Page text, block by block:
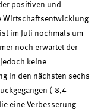
positiven und
Wirtschaftsentwicklung
im Juli nochmals um
noch erwartet der
keine
in den nächsten sechs
(-8,4
eine Verbesserung